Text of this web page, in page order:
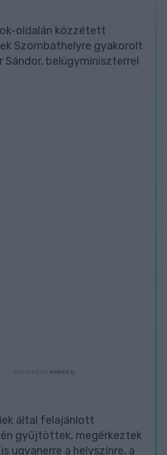
oldalán közzétett
Szombathelyre gyakorolt
belügyminiszterrel
által felajánlott
gyűjtöttek, megérkeztek
ugyanerre a helyszínre, a